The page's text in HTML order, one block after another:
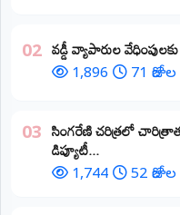
02 వడ్డీ వ్యాపారుల
1,896 71
03 ​సింగరేణి చరిత్రలో
డిప్యూటీ...
1,744 52 రోజుల